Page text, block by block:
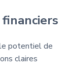
potentiel de
claires